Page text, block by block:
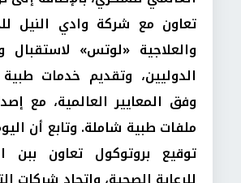
تعاون مع شركة وادي النيل
والعلاجية «لوتس» لاستقبال
الدوليين، وتقديم خدمات
وفق المعايير العالمية، مع
ملفات طبية شاملة. وتابع أن
توقيع بروتوكول تعاون ببن